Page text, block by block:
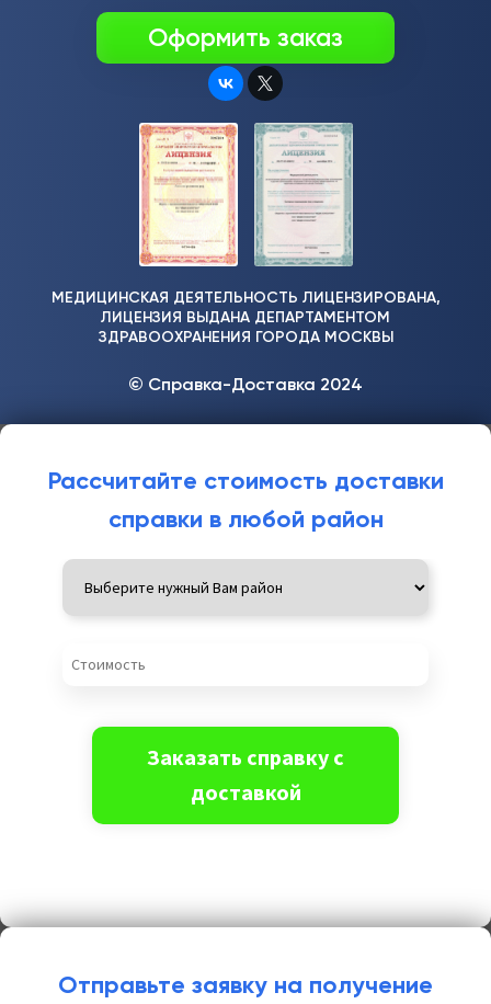
МЕДИЦИНСКАЯ ДЕЯТЕЛЬНОСТЬ ЛИЦЕНЗИРОВАНА,
ЛИЦЕНЗИЯ ВЫДАНА ДЕПАРТАМЕНТОМ
ЗДРАВООХРАНЕНИЯ ГОРОДА МОСКВЫ
Оформить заказ
© Справка-Доставка 2024
Рассчитайте стоимость доставки
справки в любой район
Отправьте заявку на получение